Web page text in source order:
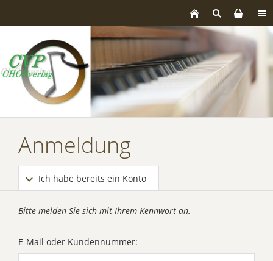
Anmeldung
Ich habe bereits ein Konto
Bitte melden Sie sich mit Ihrem Kennwort an.
E-Mail oder Kundennummer: